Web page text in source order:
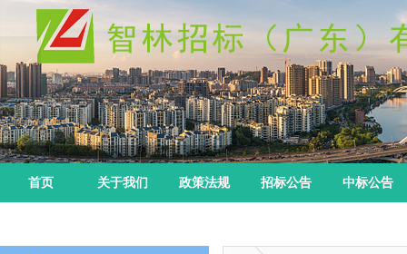
首页 关于我们 政策法规 招标公告 中标公告